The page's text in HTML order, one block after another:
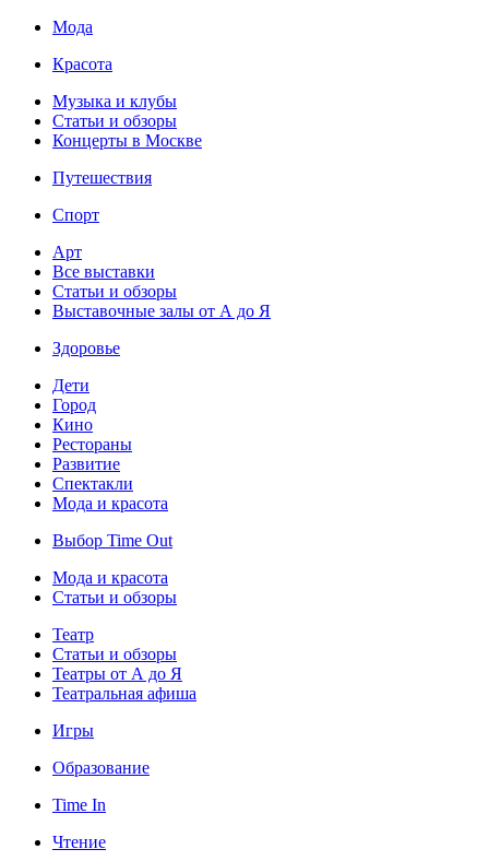
Мода
Красота
Музыка и клубы
Статьи и обзоры
Концерты в Москве
Путешествия
Спорт
Арт
Все выставки
Статьи и обзоры
Выставочные залы от А до Я
Здоровье
Дети
Город
Кино
Рестораны
Развитие
Спектакли
Мода и красота
Выбор Time Out
Мода и красота
Статьи и обзоры
Театр
Статьи и обзоры
Театры от А до Я
Театральная афиша
Игры
Образование
Time In
Чтение